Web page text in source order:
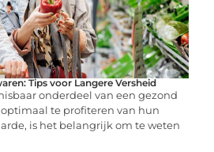
Tips voor Langere Versheid
onderdeel van een gezond
te profiteren van hun
is het belangrijk om te weten